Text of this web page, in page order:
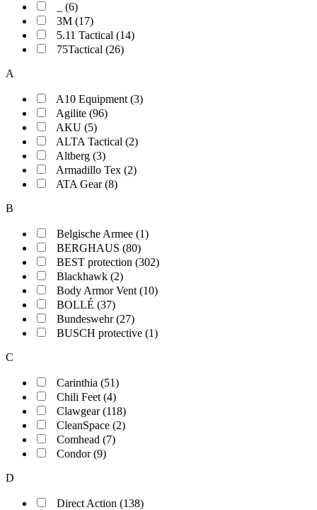
_ (6)
3M (17)
5.11 Tactical (14)
75Tactical (26)
A
A10 Equipment (3)
Agilite (96)
AKU (5)
ALTA Tactical (2)
Altberg (3)
Armadillo Tex (2)
ATA Gear (8)
B
Belgische Armee (1)
BERGHAUS (80)
BEST protection (302)
Blackhawk (2)
Body Armor Vent (10)
BOLLÉ (37)
Bundeswehr (27)
BUSCH protective (1)
C
Carinthia (51)
Chili Feet (4)
Clawgear (118)
CleanSpace (2)
Comhead (7)
Condor (9)
D
Direct Action (138)